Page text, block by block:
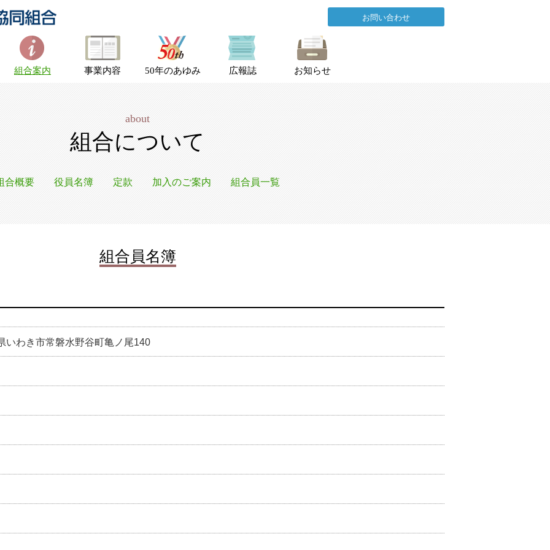
お問い合わせ
組合案内 事業内容 50年のあゆみ 広報誌 お知らせ
about
組合について
合概要 役員名簿 定款 加入のご案内 組合員一覧
組合員名簿
いわき市常磐水野谷町亀ノ尾140